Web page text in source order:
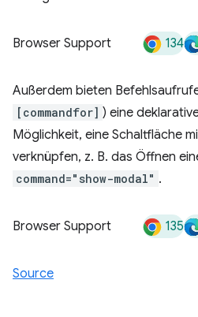
Browser Support 134
Außerdem bieten
[commandfor] ) eine
Möglichkeit, eine Schaltfläche
verknüpfen, z. B. das Öffnen
command="show-modal" .
Browser Support 135
Source